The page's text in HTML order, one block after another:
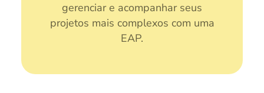
gerenciar e acompanhar seus
projetos mais complexos com uma
EAP.